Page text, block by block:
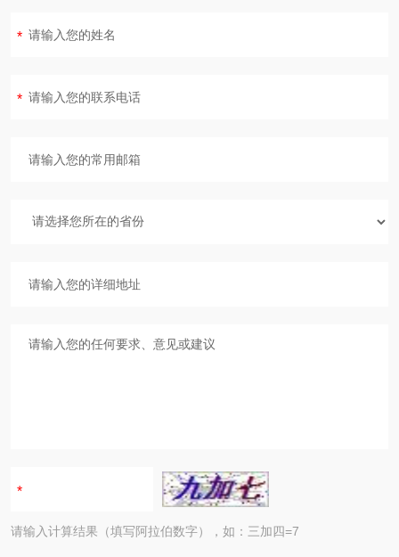
请输入计算结果（填写阿拉伯数字），如：三加四=7